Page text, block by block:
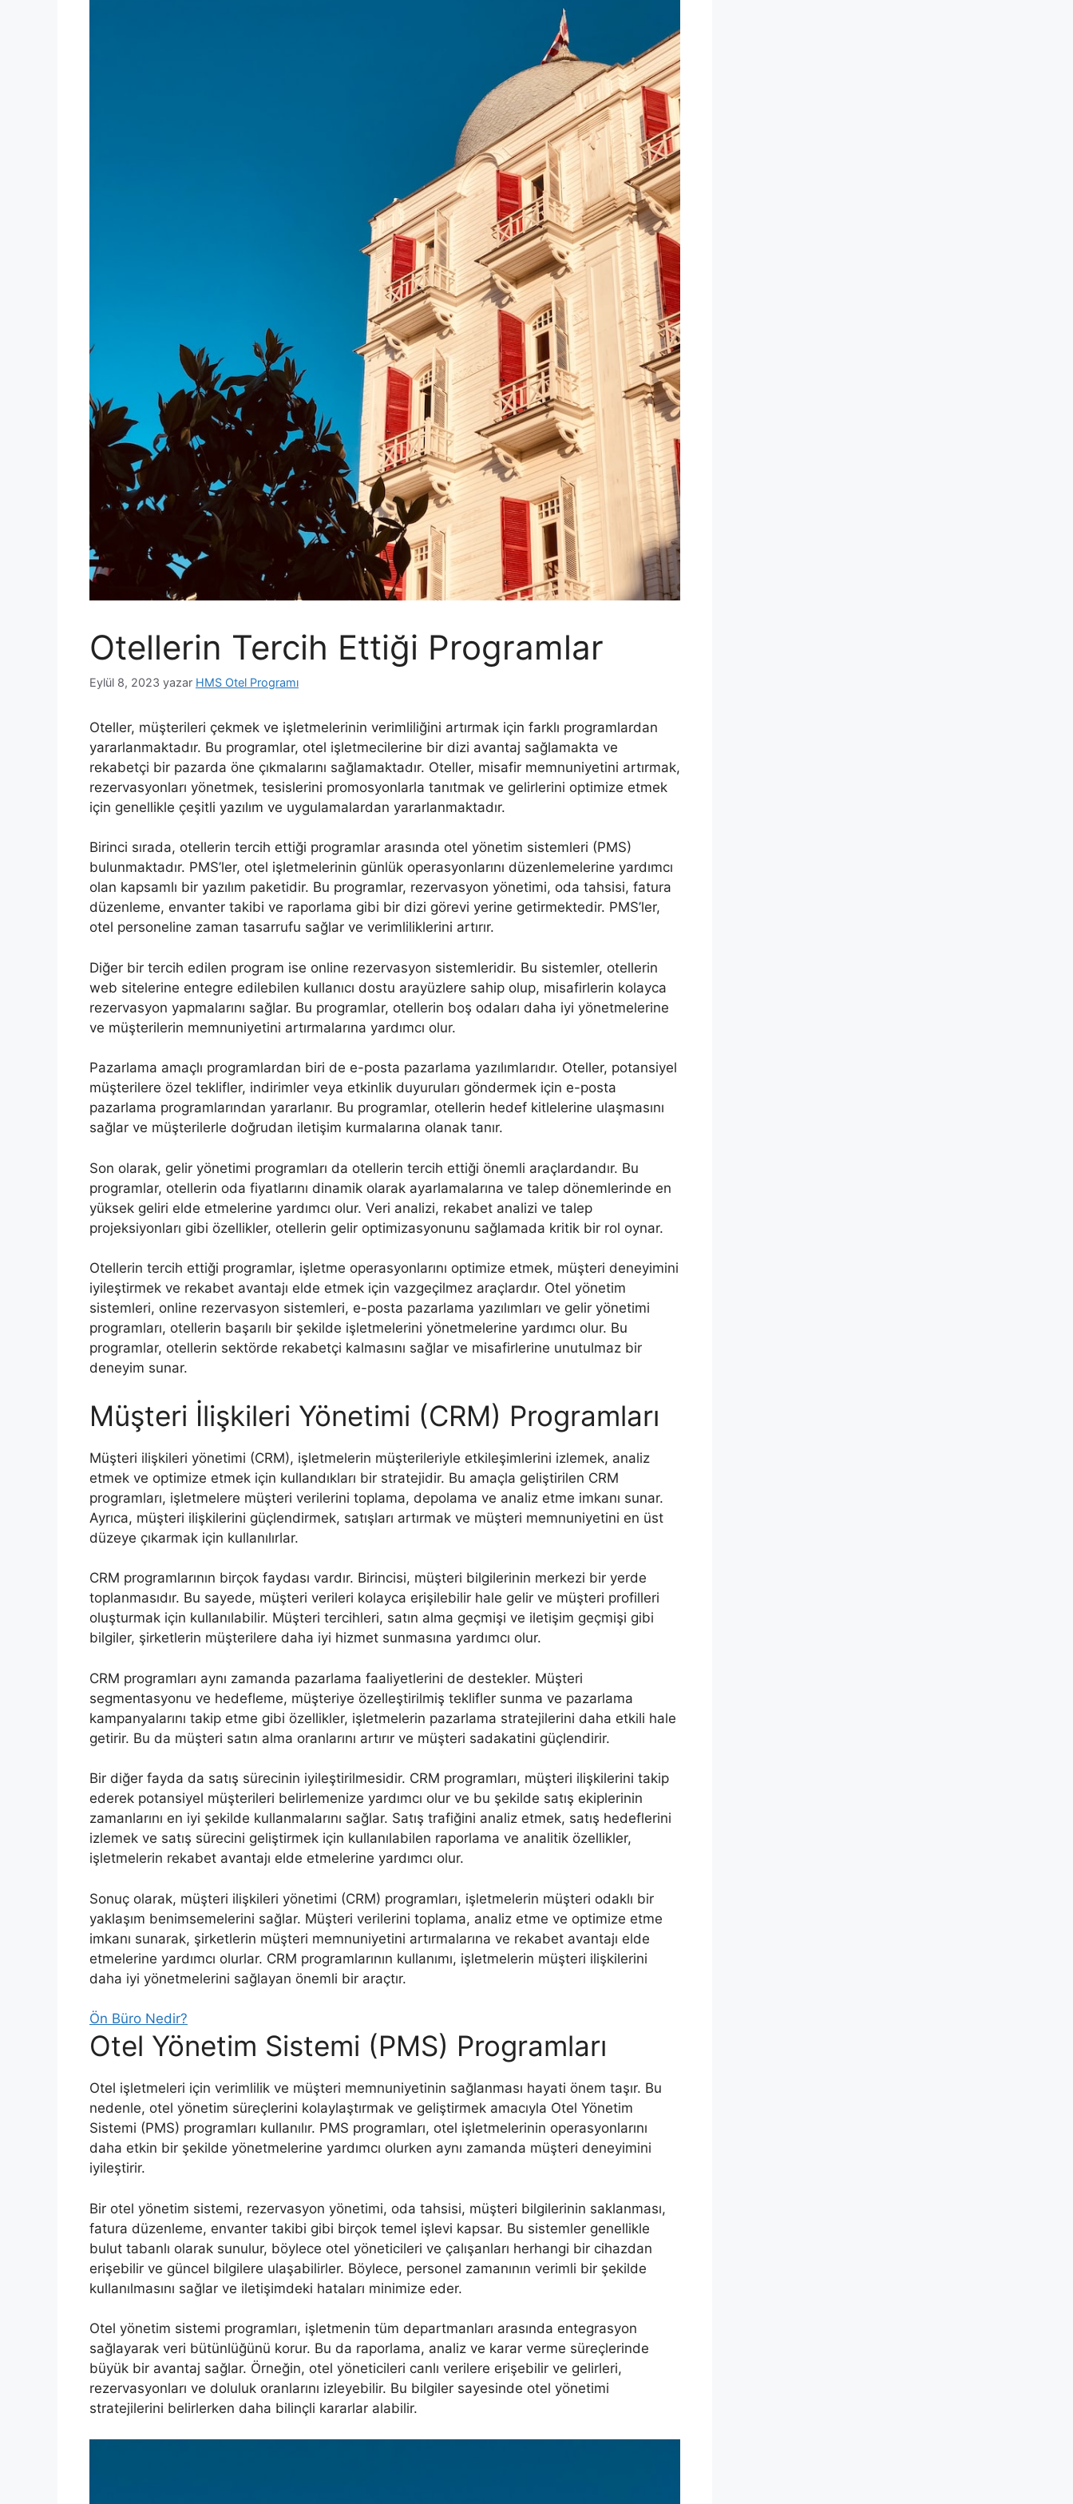
Otellerin Tercih Ettiği Programlar
Eylül 8, 2023 yazar HMS Otel Programı
Oteller, müşterileri çekmek ve işletmelerinin verimliliğini artırmak için farklı programlardan
yararlanmaktadır. Bu programlar, otel işletmecilerine bir dizi avantaj sağlamakta ve
rekabetçi bir pazarda öne çıkmalarını sağlamaktadır. Oteller, misafir memnuniyetini artırmak,
rezervasyonları yönetmek, tesislerini promosyonlarla tanıtmak ve gelirlerini optimize etmek
için genellikle çeşitli yazılım ve uygulamalardan yararlanmaktadır.
Birinci sırada, otellerin tercih ettiği programlar arasında otel yönetim sistemleri (PMS)
bulunmaktadır. PMS’ler, otel işletmelerinin günlük operasyonlarını düzenlemelerine yardımcı
olan kapsamlı bir yazılım paketidir. Bu programlar, rezervasyon yönetimi, oda tahsisi, fatura
düzenleme, envanter takibi ve raporlama gibi bir dizi görevi yerine getirmektedir. PMS’ler,
otel personeline zaman tasarrufu sağlar ve verimliliklerini artırır.
Diğer bir tercih edilen program ise online rezervasyon sistemleridir. Bu sistemler, otellerin
web sitelerine entegre edilebilen kullanıcı dostu arayüzlere sahip olup, misafirlerin kolayca
rezervasyon yapmalarını sağlar. Bu programlar, otellerin boş odaları daha iyi yönetmelerine
ve müşterilerin memnuniyetini artırmalarına yardımcı olur.
Pazarlama amaçlı programlardan biri de e-posta pazarlama yazılımlarıdır. Oteller, potansiyel
müşterilere özel teklifler, indirimler veya etkinlik duyuruları göndermek için e-posta
pazarlama programlarından yararlanır. Bu programlar, otellerin hedef kitlelerine ulaşmasını
sağlar ve müşterilerle doğrudan iletişim kurmalarına olanak tanır.
Son olarak, gelir yönetimi programları da otellerin tercih ettiği önemli araçlardandır. Bu
programlar, otellerin oda fiyatlarını dinamik olarak ayarlamalarına ve talep dönemlerinde en
yüksek geliri elde etmelerine yardımcı olur. Veri analizi, rekabet analizi ve talep
projeksiyonları gibi özellikler, otellerin gelir optimizasyonunu sağlamada kritik bir rol oynar.
Otellerin tercih ettiği programlar, işletme operasyonlarını optimize etmek, müşteri deneyimini
iyileştirmek ve rekabet avantajı elde etmek için vazgeçilmez araçlardır. Otel yönetim
sistemleri, online rezervasyon sistemleri, e-posta pazarlama yazılımları ve gelir yönetimi
programları, otellerin başarılı bir şekilde işletmelerini yönetmelerine yardımcı olur. Bu
programlar, otellerin sektörde rekabetçi kalmasını sağlar ve misafirlerine unutulmaz bir
deneyim sunar.
Müşteri İlişkileri Yönetimi (CRM) Programları
Müşteri ilişkileri yönetimi (CRM), işletmelerin müşterileriyle etkileşimlerini izlemek, analiz
etmek ve optimize etmek için kullandıkları bir stratejidir. Bu amaçla geliştirilen CRM
programları, işletmelere müşteri verilerini toplama, depolama ve analiz etme imkanı sunar.
Ayrıca, müşteri ilişkilerini güçlendirmek, satışları artırmak ve müşteri memnuniyetini en üst
düzeye çıkarmak için kullanılırlar.
CRM programlarının birçok faydası vardır. Birincisi, müşteri bilgilerinin merkezi bir yerde
toplanmasıdır. Bu sayede, müşteri verileri kolayca erişilebilir hale gelir ve müşteri profilleri
oluşturmak için kullanılabilir. Müşteri tercihleri, satın alma geçmişi ve iletişim geçmişi gibi
bilgiler, şirketlerin müşterilere daha iyi hizmet sunmasına yardımcı olur.
CRM programları aynı zamanda pazarlama faaliyetlerini de destekler. Müşteri
segmentasyonu ve hedefleme, müşteriye özelleştirilmiş teklifler sunma ve pazarlama
kampanyalarını takip etme gibi özellikler, işletmelerin pazarlama stratejilerini daha etkili hale
getirir. Bu da müşteri satın alma oranlarını artırır ve müşteri sadakatini güçlendirir.
Bir diğer fayda da satış sürecinin iyileştirilmesidir. CRM programları, müşteri ilişkilerini takip
ederek potansiyel müşterileri belirlemenize yardımcı olur ve bu şekilde satış ekiplerinin
zamanlarını en iyi şekilde kullanmalarını sağlar. Satış trafiğini analiz etmek, satış hedeflerini
izlemek ve satış sürecini geliştirmek için kullanılabilen raporlama ve analitik özellikler,
işletmelerin rekabet avantajı elde etmelerine yardımcı olur.
Sonuç olarak, müşteri ilişkileri yönetimi (CRM) programları, işletmelerin müşteri odaklı bir
yaklaşım benimsemelerini sağlar. Müşteri verilerini toplama, analiz etme ve optimize etme
imkanı sunarak, şirketlerin müşteri memnuniyetini artırmalarına ve rekabet avantajı elde
etmelerine yardımcı olurlar. CRM programlarının kullanımı, işletmelerin müşteri ilişkilerini
daha iyi yönetmelerini sağlayan önemli bir araçtır.
Ön Büro Nedir?
Otel Yönetim Sistemi (PMS) Programları
Otel işletmeleri için verimlilik ve müşteri memnuniyetinin sağlanması hayati önem taşır. Bu
nedenle, otel yönetim süreçlerini kolaylaştırmak ve geliştirmek amacıyla Otel Yönetim
Sistemi (PMS) programları kullanılır. PMS programları, otel işletmelerinin operasyonlarını
daha etkin bir şekilde yönetmelerine yardımcı olurken aynı zamanda müşteri deneyimini
iyileştirir.
Bir otel yönetim sistemi, rezervasyon yönetimi, oda tahsisi, müşteri bilgilerinin saklanması,
fatura düzenleme, envanter takibi gibi birçok temel işlevi kapsar. Bu sistemler genellikle
bulut tabanlı olarak sunulur, böylece otel yöneticileri ve çalışanları herhangi bir cihazdan
erişebilir ve güncel bilgilere ulaşabilirler. Böylece, personel zamanının verimli bir şekilde
kullanılmasını sağlar ve iletişimdeki hataları minimize eder.
Otel yönetim sistemi programları, işletmenin tüm departmanları arasında entegrasyon
sağlayarak veri bütünlüğünü korur. Bu da raporlama, analiz ve karar verme süreçlerinde
büyük bir avantaj sağlar. Örneğin, otel yöneticileri canlı verilere erişebilir ve gelirleri,
rezervasyonları ve doluluk oranlarını izleyebilir. Bu bilgiler sayesinde otel yönetimi
stratejilerini belirlerken daha bilinçli kararlar alabilir.